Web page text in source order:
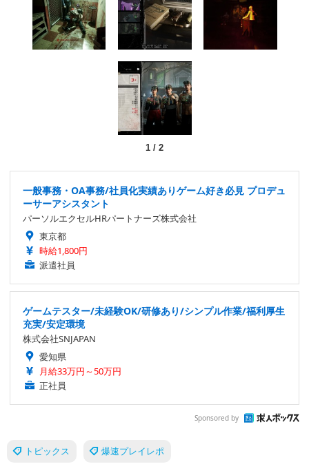
1/ 2
一般事務・OA事務/社員化実績ありゲーム好き必見 プロデュ
ーサーアシスタント
パーソルエクセルHRパートナーズ株式会社
東京都
時給1,800円
派遣社員
ゲームテスター/未経験OK/研修あり/シンプル作業/福利厚生
充実/安定環境
株式会社SNJAPAN
愛知県
月給33万円～50万円
正社員
Sponsored by
トピックス 爆速プレイレポ